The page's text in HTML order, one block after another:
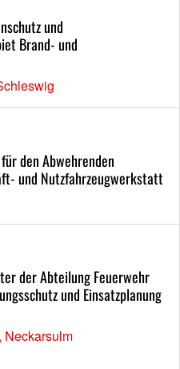
und
Brand- und
den Abwehrenden
und Nutzfahrzeugwerkstatt
der Abteilung Feuerwehr
und Einsatzplanung
Neckarsulm